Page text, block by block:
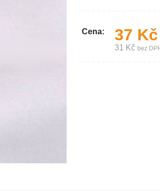
Cena: 37 Kč
31 Kč bez